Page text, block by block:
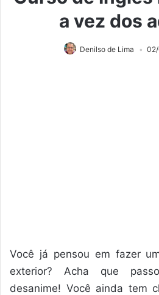
a vez dos
Denilso de Lima
Você já pensou em fazer
exterior? Acha que
desanime! Você ainda tem